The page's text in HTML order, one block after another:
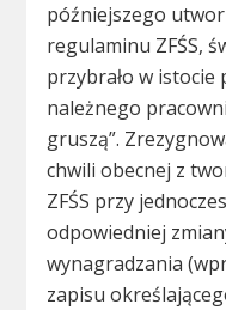
późniejszego
regulaminu ZFŚS,
przybrało w istocie
należnego
gruszą”.
chwili obecnej z
ZFŚS przy
odpowiedniej
wynagradzania
zapisu